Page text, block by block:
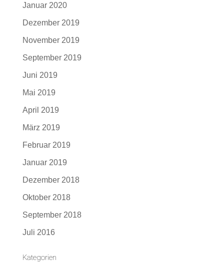
Januar 2020
Dezember 2019
November 2019
September 2019
Juni 2019
Mai 2019
April 2019
März 2019
Februar 2019
Januar 2019
Dezember 2018
Oktober 2018
September 2018
Juli 2016
Kategorien